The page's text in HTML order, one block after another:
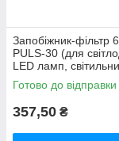
Запобіжник-фільтр
PULS-30 (для
LED ламп,
прожекторів) 40997
Готово до відправки
357,50 ₴